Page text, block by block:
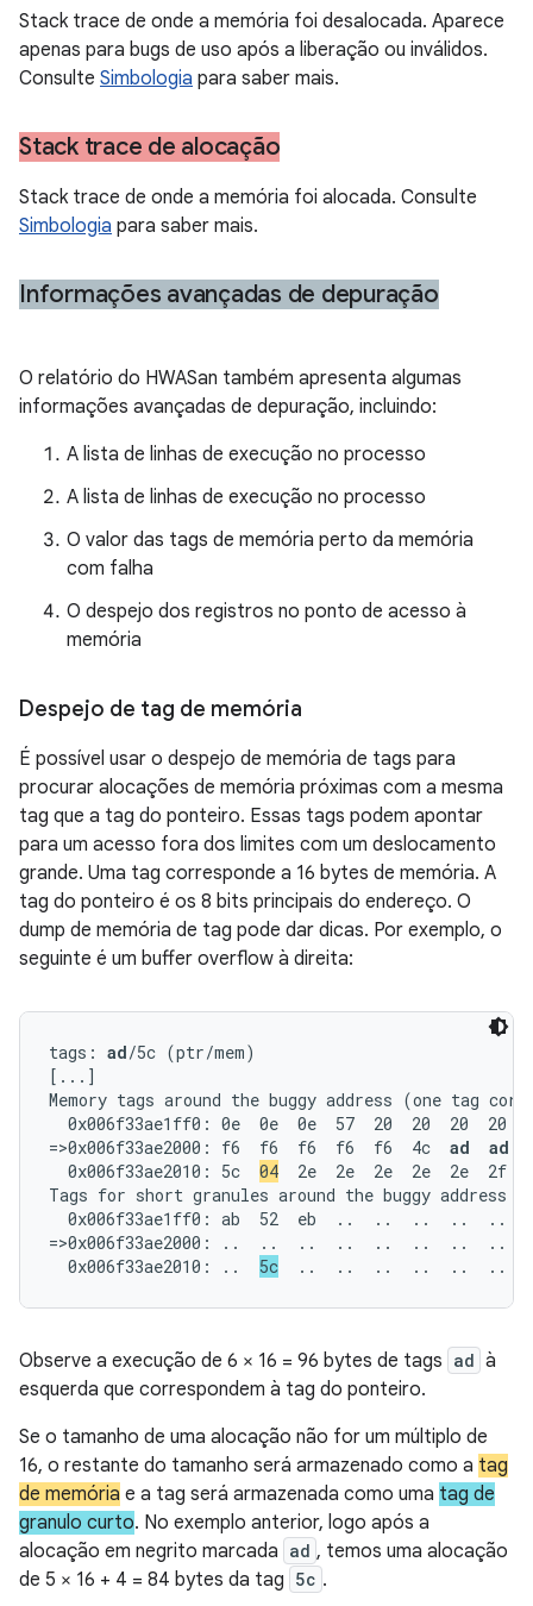
Stack trace de onde a memória foi desalocada. Aparece
apenas para bugs de uso após a liberação ou inválidos.
Consulte Simbologia para saber mais.
Stack trace de alocação
Stack trace de onde a memória foi alocada. Consulte
Simbologia para saber mais.
Informações avançadas de depuração
O relatório do HWASan também apresenta algumas
informações avançadas de depuração, incluindo:
A lista de linhas de execução no processo
A lista de linhas de execução no processo
O valor das tags de memória perto da memória
com falha
O despejo dos registros no ponto de acesso à
memória
Despejo de tag de memória
É possível usar o despejo de memória de tags para
procurar alocações de memória próximas com a mesma
tag que a tag do ponteiro. Essas tags podem apontar
para um acesso fora dos limites com um deslocamento
grande. Uma tag corresponde a 16 bytes de memória. A
tag do ponteiro é os 8 bits principais do endereço. O
dump de memória de tag pode dar dicas. Por exemplo, o
seguinte é um buffer overflow à direita:
tags: ad/5c (ptr/mem)
[...]
Memory tags around the buggy address (one tag
0x006f33ae1ff0: 0e  0e  0e  57  20  20  20  20
=>0x006f33ae2000: f6  f6  f6  f6  f6  4c ad  ad
  0x006f33ae2010: 5c
04
2e  2e  2e  2e  2e  2f
Tags for short granules around the buggy address
0x006f33ae1ff0: ab  52  eb  ..  ..  ..  ..  ..
=>0x006f33ae2000: ..  ..  ..  ..  ..  ..
  0x006f33ae2010: ..
5c
..  ..  ..  ..  ..  ..
Observe a execução de 6 × 16 = 96 bytes de tags ad à
esquerda que correspondem à tag do ponteiro.
Se o tamanho de uma alocação não for um múltiplo de
16, o restante do tamanho será armazenado como a tag
de memória e a tag será armazenada como uma tag de
granulo curto. No exemplo anterior, logo após a
alocação em negrito marcada ad , temos uma alocação
de 5 × 16 + 4 = 84 bytes da tag 5c .